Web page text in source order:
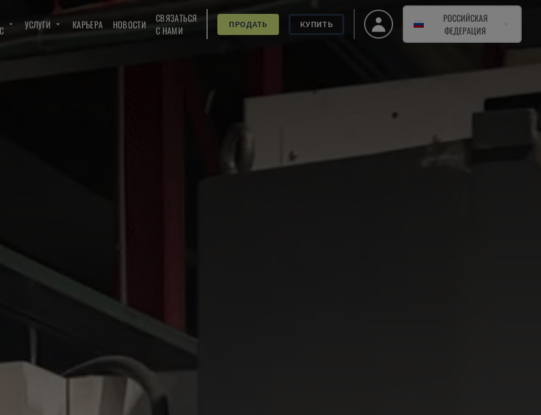
УСЛУГИ КАРЬЕРА НОВОСТИ
СВЯЗАТЬСЯ
С НАМИ
ПРОДАТЬ КУПИТЬ
РОССИЙСКАЯ
ФЕДЕРАЦИЯ